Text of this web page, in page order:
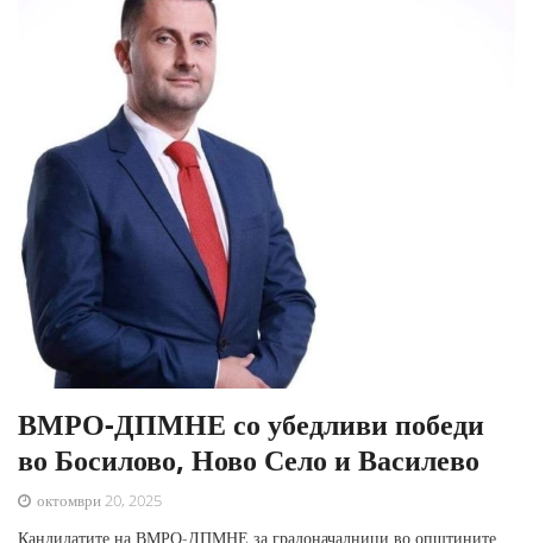
ВМРО-ДПМНЕ со убедливи победи
во Босилово, Ново Село и Василево
октомври 20, 2025
Кандидатите на ВМРО-ДПМНЕ за градоначалници во општините